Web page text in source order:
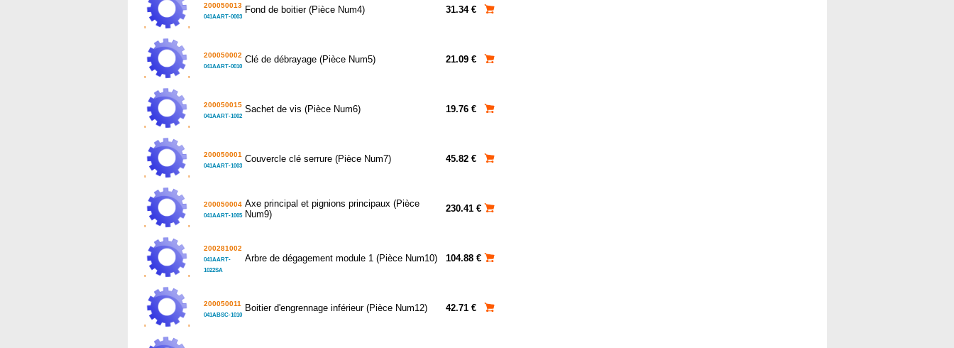
' '
200050013
041AART-0003
Fond de boitier (Pièce Num4) 31.34 €
' '
200050002
041AART-0010
Clé de débrayage (Pièce Num5) 21.09 €
' '
200050015
041AART-1002
Sachet de vis (Pièce Num6) 19.76 €
' '
200050001
041AART-1003
Couvercle clé serrure (Pièce Num7) 45.82 €
' '
200050004
041AART-1005
Axe principal et pignions principaux (Pièce
Num9)
230.41 €
' '
200281002
041AART-
1022SA
Arbre de dégagement module 1 (Pièce Num10) 104.88 €
' '
200050011
041ABSC-1010
Boitier d'engrennage inférieur (Pièce Num12) 42.71 €